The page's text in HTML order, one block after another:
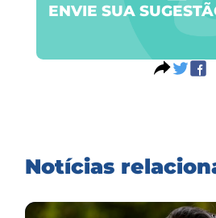
ENVIE SUA
Notícias